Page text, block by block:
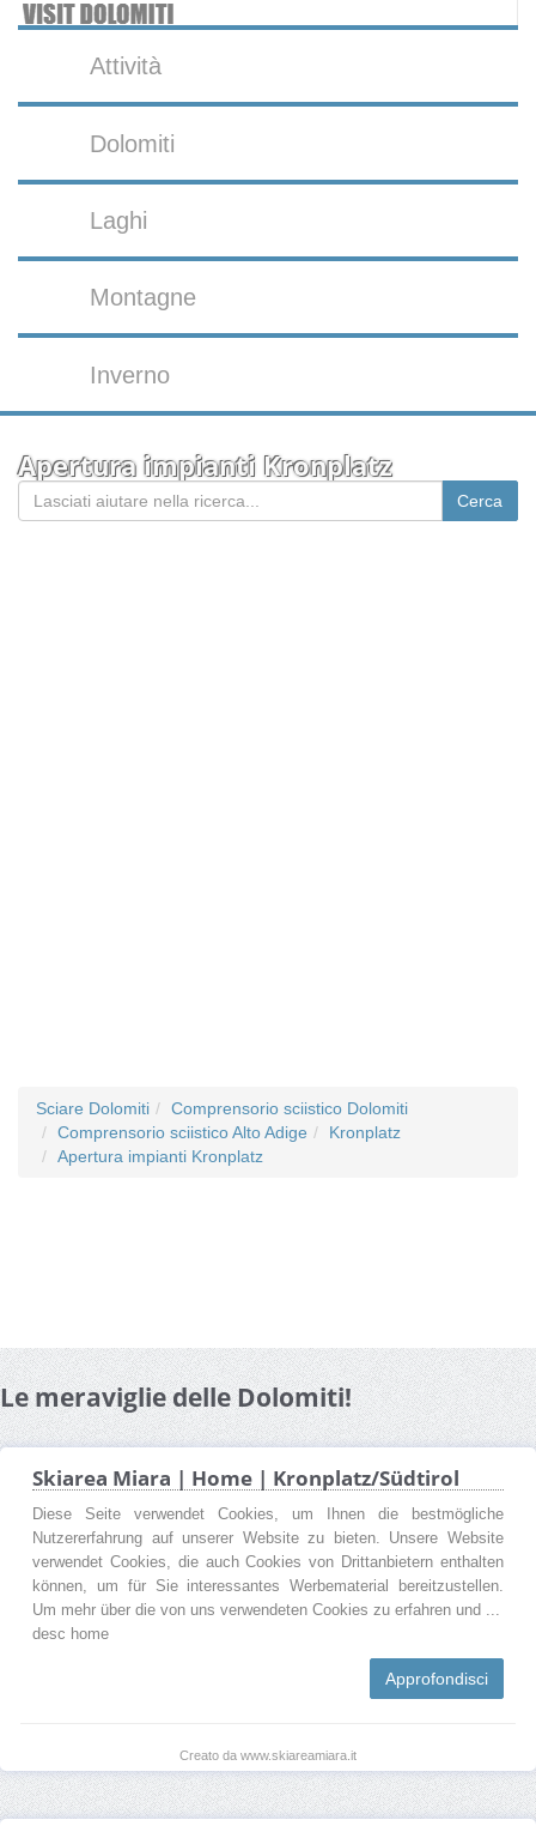
Attività
Dolomiti
Laghi
Montagne
Inverno
Apertura impianti Kronplatz
Sciare Dolomiti
Comprensorio sciistico Dolomiti
Comprensorio sciistico Alto Adige
Kronplatz
Apertura impianti Kronplatz
Le meraviglie delle Dolomiti!
Skiarea Miara | Home | Kronplatz/Südtirol
Diese Seite verwendet Cookies, um Ihnen die bestmögliche
Nutzererfahrung auf unserer Website zu bieten. Unsere Website
verwendet Cookies, die auch Cookies von Drittanbietern enthalten
können, um für Sie interessantes Werbematerial bereitzustellen.
Um mehr über die von uns verwendeten Cookies zu erfahren und ...
desc home
Approfondisci
Creato da www.skiareamiara.it